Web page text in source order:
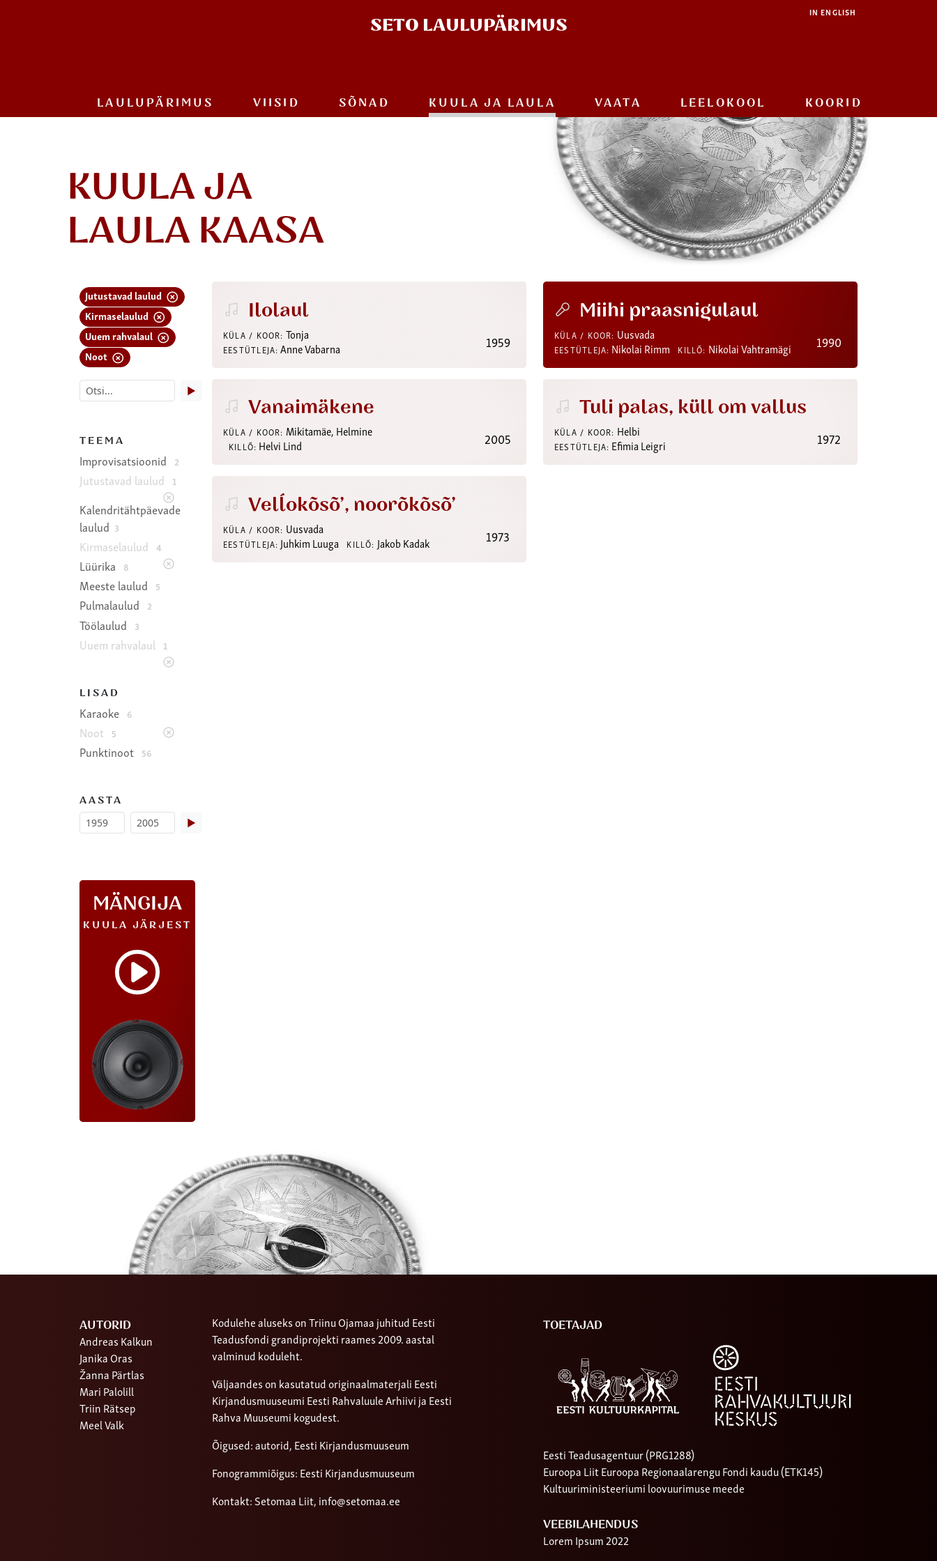
SETO LAULUPÄRIMUS
IN ENGLISH
LAULU­PÄRIMUS VIISID SÕNAD KUULA JA LAULA VAATA LEELOKOOL KOORID
KUULA JA
LAULA KAASA
Jutustavad laulud
Kirmaselaulud
Uuem rahvalaul
Noot
▶
TEEMA
Improvisatsioonid 2
Jutustavad laulud 1
Kalendritähtpäevade
laulud 3
Kirmaselaulud 4
Lüürika 8
Meeste laulud 5
Pulmalaulud 2
Töölaulud 3
Uuem rahvalaul 1
LISAD
Karaoke 6
Noot 5
Punktinoot 56
AASTA
▶
MÄNGIJA
KUULA JÄRJEST
Ilolaul
KÜLA / KOOR: Tonja
EESTÜTLEJA: Anne Vabarna 1959
Miihi praasnigulaul
KÜLA / KOOR: Uusvada
EESTÜTLEJA: Nikolai Rimm KILLÕ: Nikolai Vahtramägi 1990
Vanaimäkene
KÜLA / KOOR: Mikitamäe, Helmine
KILLÕ: Helvi Lind 2005
Tuli palas, küll om vallus
KÜLA / KOOR: Helbi
EESTÜTLEJA: Efimia Leigri 1972
Velĺokõsõ’, noorõkõsõ’
KÜLA / KOOR: Uusvada
EESTÜTLEJA: Juhkim Luuga KILLÕ: Jakob Kadak 1973
AUTORID
Andreas Kalkun
Janika Oras
Žanna Pärtlas
Mari Palolill
Triin Rätsep
Meel Valk
Kodulehe aluseks on Triinu Ojamaa juhitud Eesti
Teadusfondi grandiprojekti raames 2009. aastal
valminud koduleht.
Väljaandes on kasutatud originaalmaterjali Eesti
Kirjandusmuuseumi Eesti Rahvaluule Arhiivi ja Eesti
Rahva Muuseumi kogudest.
Õigused: autorid, Eesti Kirjandusmuuseum
Fonogrammiõigus: Eesti Kirjandusmuuseum
Kontakt: Setomaa Liit, info@setomaa.ee
TOETAJAD
Eesti Teadusagentuur (PRG1288)
Euroopa Liit Euroopa Regionaalarengu Fondi kaudu (ETK145)
Kultuuriministeeriumi loovuurimuse meede
VEEBILAHENDUS
Lorem Ipsum 2022